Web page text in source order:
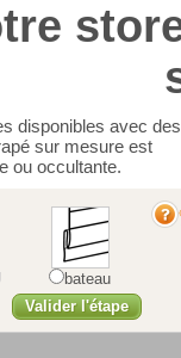
disponibles avec des
sur mesure est
ou occultante.
bateau
Valider l'étape